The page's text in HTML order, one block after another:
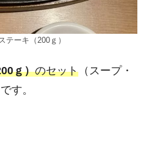
テーキ（200ｇ）
ｇ）のセット （スープ・
す。